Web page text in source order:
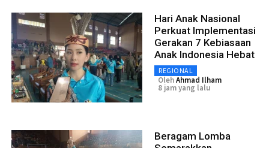
Hari Anak Nasional
Perkuat Implementasi
Gerakan 7 Kebiasaan
Anak Indonesia Hebat
REGIONAL
OlehAhmad Ilham
8 jam yang lalu
Beragam Lomba